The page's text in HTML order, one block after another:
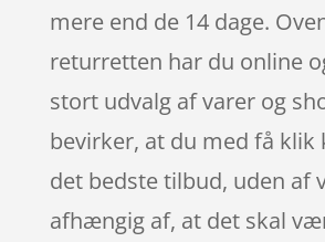
mere end de 14 dage.
returretten har du online
stort udvalg af varer og
bevirker, at du med få klik
det bedste tilbud, uden af
afhængig af, at det skal